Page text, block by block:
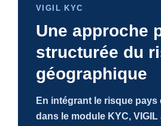
VIGIL KYC
Une approche
structurée du
géographique
En intégrant le risque pays
dans le module KYC, VIGIL